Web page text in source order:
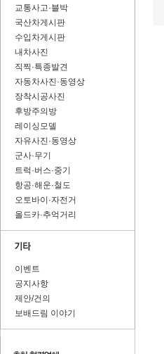
교통사고·블박
국산차게시판
수입차게시판
내차사진
직찍·특종발견
자동차사진·동영상
장착시공사진
후방주의방
레이싱모델
자유사진·동영상
군사·무기
트럭·버스·중기
항공·해운·철도
오토바이·자전거
올드카·추억거리
이벤트
공지사항
제안/건의
보배드림 이야기